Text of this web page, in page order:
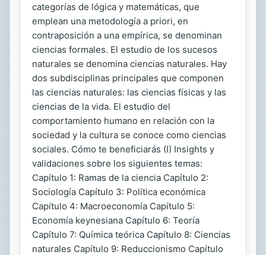
categorías de lógica y matemáticas, que
emplean una metodología a priori, en
contraposición a una empírica, se denominan
ciencias formales. El estudio de los sucesos
naturales se denomina ciencias naturales. Hay
dos subdisciplinas principales que componen
las ciencias naturales: las ciencias físicas y las
ciencias de la vida. El estudio del
comportamiento humano en relación con la
sociedad y la cultura se conoce como ciencias
sociales. Cómo te beneficiarás (I) Insights y
validaciones sobre los siguientes temas:
Capítulo 1: Ramas de la ciencia Capítulo 2:
Sociología Capítulo 3: Política económica
Capítulo 4: Macroeconomía Capítulo 5:
Economía keynesiana Capítulo 6: Teoría
Capítulo 7: Química teórica Capítulo 8: Ciencias
naturales Capítulo 9: Reduccionismo Capítulo